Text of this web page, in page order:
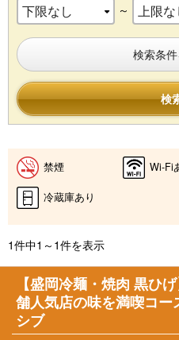
～
検索条
検
禁煙 Wi-Fi
冷蔵庫あり
1件中1～1件を表示
【盛岡冷麺・焼肉 黒ひ
舗人気店の味を満喫コ
シブ